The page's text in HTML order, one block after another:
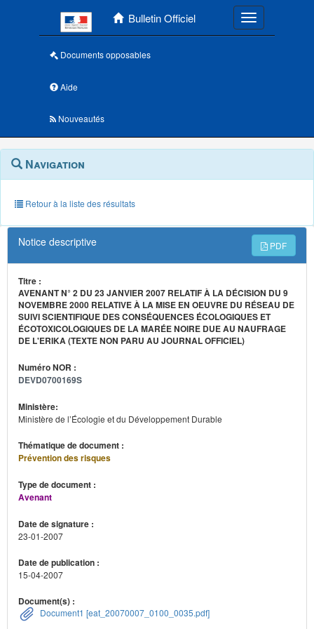
Bulletin Officiel Toggle
Documents opposables
Aide
Nouveautés
Navigation
outils
annexes
Menu
contextuel
Navigation
Retour à la liste des résultats
Notice descriptive PDF
Titre :
AVENANT N° 2 DU 23 JANVIER 2007 RELATIF À LA DÉCISION DU 9
NOVEMBRE 2000 RELATIVE À LA MISE EN OEUVRE DU RÉSEAU DE
SUIVI SCIENTIFIQUE DES CONSÉQUENCES ÉCOLOGIQUES ET
ÉCOTOXICOLOGIQUES DE LA MARÉE NOIRE DUE AU NAUFRAGE
DE L'ERIKA (TEXTE NON PARU AU JOURNAL OFFICIEL)
Numéro NOR :
DEVD0700169S
Ministère:
Ministère de l’Écologie et du Développement Durable
Thématique de document :
Prévention des risques
Type de document :
Avenant
Date de signature :
23-01-2007
Date de publication :
15-04-2007
Document(s) :
Document1 [eat_20070007_0100_0035.pdf]